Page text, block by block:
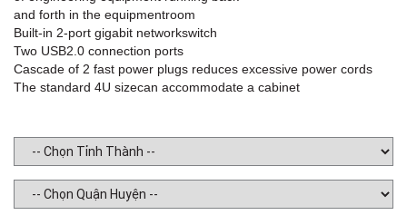
and forth in the equipmentroom
Built-in 2-port gigabit networkswitch
Two USB2.0 connection ports
Cascade of 2 fast power plugs reduces excessive power cords
The standard 4U sizecan accommodate a cabinet